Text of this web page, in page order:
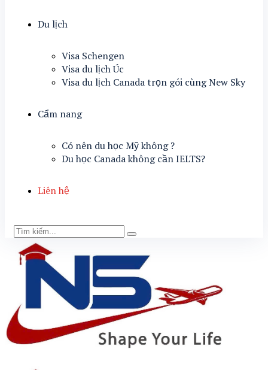
Du lịch
Visa Schengen
Visa du lịch Úc
Visa du lịch Canada trọn gói cùng New Sky
Cẩm nang
Có nên du học Mỹ không ?
Du học Canada không cần IELTS?
Liên hệ